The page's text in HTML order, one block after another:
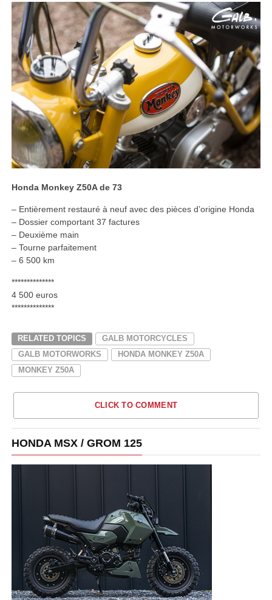
Honda Monkey Z50A de 73
– Entièrement restauré à neuf avec des pièces d’origine Honda
– Dossier comportant 37 factures
– Deuxième main
– Tourne parfaitement
– 6 500 km
**************
4 500 euros
**************
RELATED TOPICS
GALB MOTORCYCLES
GALB MOTORWORKS
HONDA MONKEY Z50A
MONKEY Z50A
CLICK TO COMMENT
HONDA MSX / GROM 125